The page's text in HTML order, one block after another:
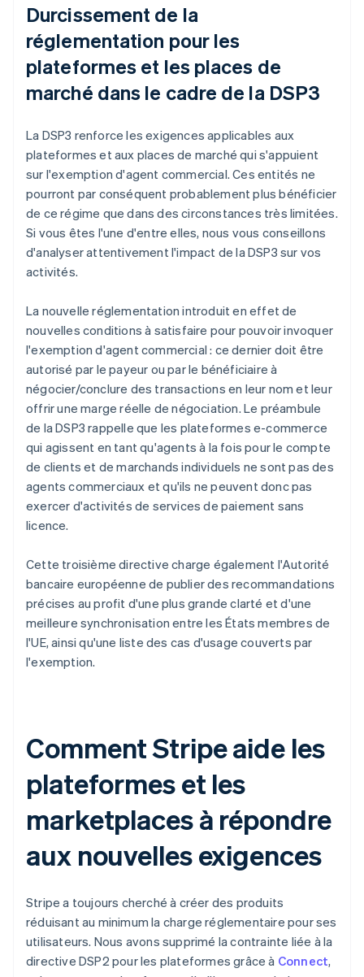
Durcissement de la
réglementation pour les
plateformes et les places de
marché dans le cadre de la DSP3
La DSP3 renforce les exigences applicables aux
plateformes et aux places de marché qui s'appuient
sur l'exemption d'agent commercial. Ces entités ne
pourront par conséquent probablement plus bénéficier
de ce régime que dans des circonstances très limitées.
Si vous êtes l'une d'entre elles, nous vous conseillons
d'analyser attentivement l'impact de la DSP3 sur vos
activités.
La nouvelle réglementation introduit en effet de
nouvelles conditions à satisfaire pour pouvoir invoquer
l'exemption d'agent commercial : ce dernier doit être
autorisé par le payeur ou par le bénéficiaire à
négocier/conclure des transactions en leur nom et leur
offrir une marge réelle de négociation. Le préambule
de la DSP3 rappelle que les plateformes e-commerce
qui agissent en tant qu'agents à la fois pour le compte
de clients et de marchands individuels ne sont pas des
agents commerciaux et qu'ils ne peuvent donc pas
exercer d'activités de services de paiement sans
licence.
Cette troisième directive charge également l'Autorité
bancaire européenne de publier des recommandations
précises au profit d'une plus grande clarté et d'une
meilleure synchronisation entre les États membres de
l'UE, ainsi qu'une liste des cas d'usage couverts par
l'exemption.
Comment Stripe aide les
plateformes et les
marketplaces à répondre
aux nouvelles exigences
Stripe a toujours cherché à créer des produits
réduisant au minimum la charge réglementaire pour ses
utilisateurs. Nous avons supprimé la contrainte liée à la
directive DSP2 pour les plateformes grâce à Connect,